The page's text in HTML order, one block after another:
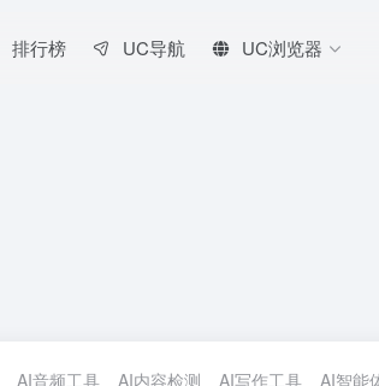
排行榜 UC导航 UC浏览器
AI音频工具 AI内容检测 AI写作工具 AI智能